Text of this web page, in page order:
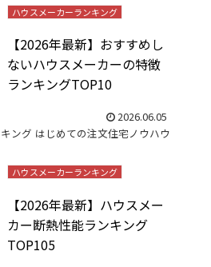
ハウスメーカーランキング
【2026年最新】おすすめし
ないハウスメーカーの特徴
ランキングTOP10
2026.06.05
ング はじめての注文住宅ノウハウ
ハウスメーカーランキング
【2026年最新】ハウスメー
カー断熱性能ランキング
TOP105